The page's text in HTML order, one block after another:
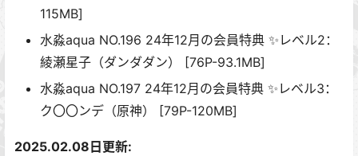
115MB]
水淼aqua NO.196 24年12月の会員特典 ✨レベル2：
綾瀬星子（ダンダダン） [76P-93.1MB]
水淼aqua NO.197 24年12月の会員特典 ✨レベル3：
ク〇〇ンデ（原神） [79P-120MB]
2025.02.08日更新: